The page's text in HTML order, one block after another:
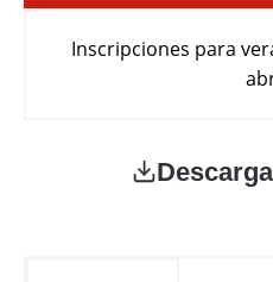
Inscripciones para